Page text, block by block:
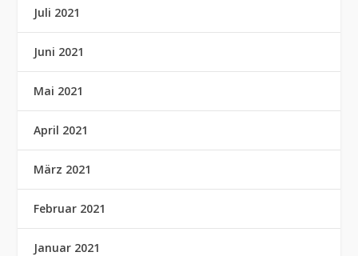
Juli 2021
Juni 2021
Mai 2021
April 2021
März 2021
Februar 2021
Januar 2021